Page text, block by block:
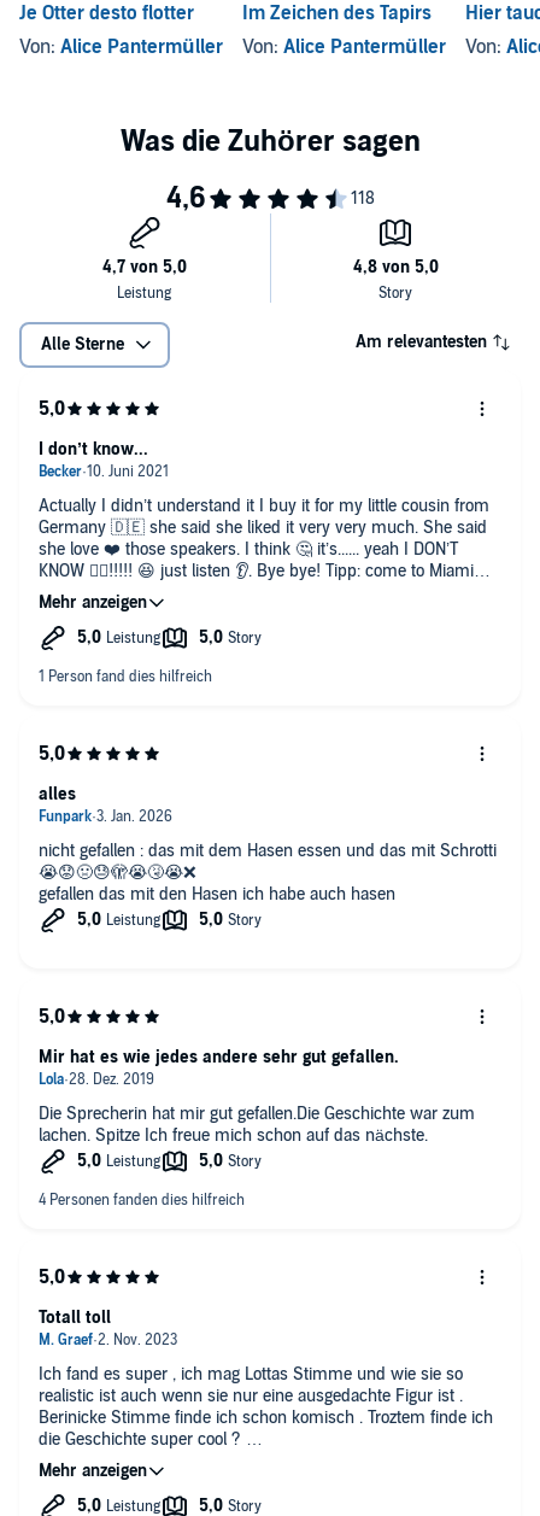
Je Otter desto flotter
Von: Alice Pantermüller
Im Zeichen des Tapirs
Von: Alice Pantermüller
Hier
Von:
Alle Sterne Am relevantesten
Actually I didn’t understand it I buy it for my little cousin from
Germany 🇩🇪 she said she liked it very very much. She said
she love ❤️ those speakers. I think 🤔 it’s...... yeah I DON’T
KNOW 🤷‍♀️!!!!! 😆 just listen 👂. Bye bye! Tipp: come to Miami
soon!! I love it here!
I don’t know...
nicht gefallen : das mit dem Hasen essen und das mit Schrotti
😭😟🤢😓🫣😭🤧😭❌
gefallen das mit den Hasen ich habe auch hasen
alles
Die Sprecherin hat mir gut gefallen.Die Geschichte war zum
lachen. Spitze Ich freue mich schon auf das nächste.
Mir hat es wie jedes andere sehr gut gefallen.
Ich fand es super , ich mag Lottas Stimme und wie sie so
realistic ist auch wenn sie nur eine ausgedachte Figur ist .
Berinicke Stimme finde ich schon komisch . Troztem finde ich
die Geschichte super cool ?
Ich gebe es eine ⭐️⭐️⭐️⭐️ von 5 Sterne
Ich finde es cool wie Paul einfach seine Brille vergessen hat so
das alles ruiniert hat die Rocker sind total gemein zu Paul
Totall toll